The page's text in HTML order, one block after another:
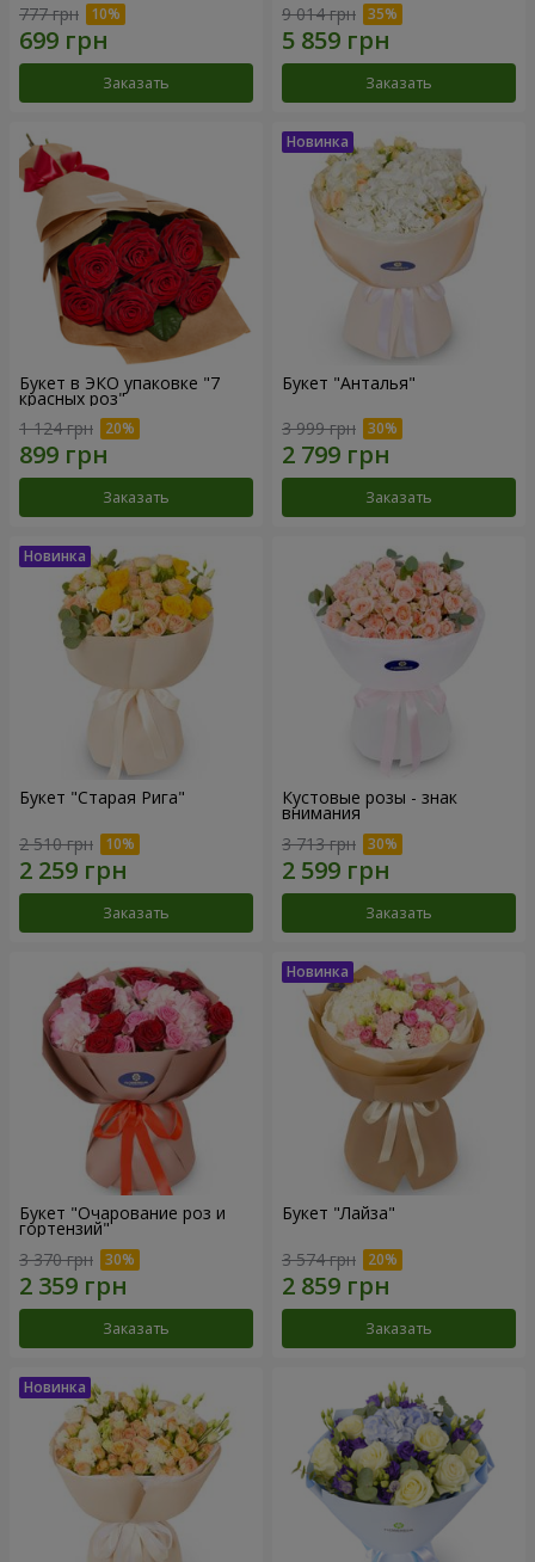
777 грн
Заказать
9 014 грн
Заказать
Букет в ЭКО упаковке "7
красных роз"
1 124 грн
Заказать
Букет "Анталья"
3 999 грн
Заказать
Букет "Старая Рига"
2 510 грн
Заказать
Кустовые розы - знак
внимания
3 713 грн
Заказать
Букет "Очарование роз и
гортензий"
3 370 грн
Заказать
Букет "Лайза"
3 574 грн
Заказать